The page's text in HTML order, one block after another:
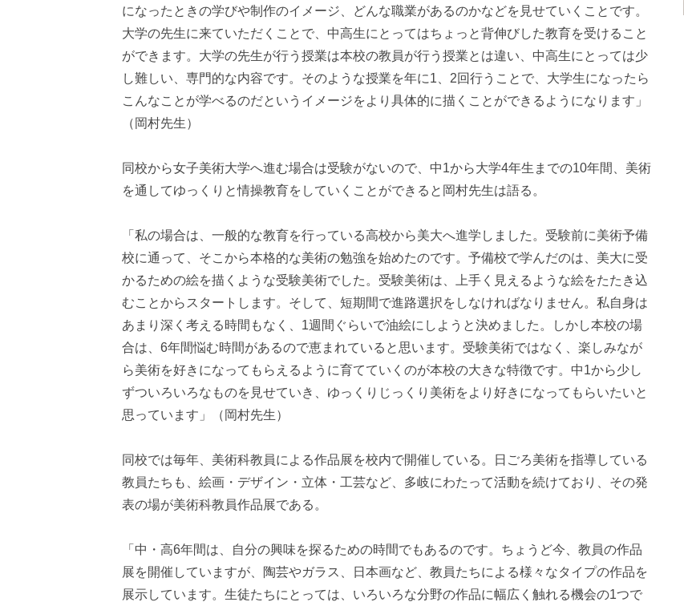
になったときの学びや制作のイメージ、どんな職業があるのかなどを見せていくことです。
大学の先生に来ていただくことで、中高生にとってはちょっと背伸びした教育を受けること
ができます。大学の先生が行う授業は本校の教員が行う授業とは違い、中高生にとっては少
し難しい、専門的な内容です。そのような授業を年に1、2回行うことで、大学生になったら
こんなことが学べるのだというイメージをより具体的に描くことができるようになります」
（岡村先生）
同校から女子美術大学へ進む場合は受験がないので、中1から大学4年生までの10年間、美術
を通してゆっくりと情操教育をしていくことができると岡村先生は語る。
「私の場合は、一般的な教育を行っている高校から美大へ進学しました。受験前に美術予備
校に通って、そこから本格的な美術の勉強を始めたのです。予備校で学んだのは、美大に受
かるための絵を描くような受験美術でした。受験美術は、上手く見えるような絵をたたき込
むことからスタートします。そして、短期間で進路選択をしなければなりません。私自身は
あまり深く考える時間もなく、1週間ぐらいで油絵にしようと決めました。しかし本校の場
合は、6年間悩む時間があるので恵まれていると思います。受験美術ではなく、楽しみなが
ら美術を好きになってもらえるように育てていくのが本校の大きな特徴です。中1から少し
ずついろいろなものを見せていき、ゆっくりじっくり美術をより好きになってもらいたいと
思っています」（岡村先生）
同校では毎年、美術科教員による作品展を校内で開催している。日ごろ美術を指導している
教員たちも、絵画・デザイン・立体・工芸など、多岐にわたって活動を続けており、その発
表の場が美術科教員作品展である。
「中・高6年間は、自分の興味を探るための時間でもあるのです。ちょうど今、教員の作品
展を開催していますが、陶芸やガラス、日本画など、教員たちによる様々なタイプの作品を
展示しています。生徒たちにとっては、いろいろな分野の作品に幅広く触れる機会の1つで